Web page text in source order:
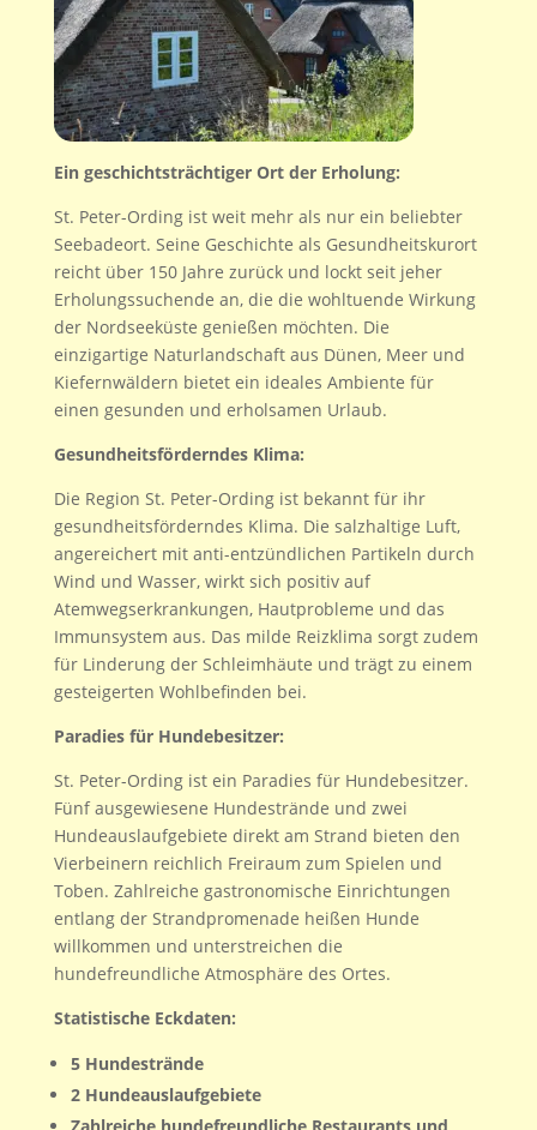
Ein geschichtsträchtiger Ort der Erholung:
St. Peter-Ording ist weit mehr als nur ein beliebter
Seebadeort. Seine Geschichte als Gesundheitskurort
reicht über 150 Jahre zurück und lockt seit jeher
Erholungssuchende an, die die wohltuende Wirkung
der Nordseeküste genießen möchten. Die
einzigartige Naturlandschaft aus Dünen, Meer und
Kiefernwäldern bietet ein ideales Ambiente für
einen gesunden und erholsamen Urlaub.
Gesundheitsförderndes Klima:
Die Region St. Peter-Ording ist bekannt für ihr
gesundheitsförderndes Klima. Die salzhaltige Luft,
angereichert mit anti-entzündlichen Partikeln durch
Wind und Wasser, wirkt sich positiv auf
Atemwegserkrankungen, Hautprobleme und das
Immunsystem aus. Das milde Reizklima sorgt zudem
für Linderung der Schleimhäute und trägt zu einem
gesteigerten Wohlbefinden bei.
Paradies für Hundebesitzer:
St. Peter-Ording ist ein Paradies für Hundebesitzer.
Fünf ausgewiesene Hundestrände und zwei
Hundeauslaufgebiete direkt am Strand bieten den
Vierbeinern reichlich Freiraum zum Spielen und
Toben. Zahlreiche gastronomische Einrichtungen
entlang der Strandpromenade heißen Hunde
willkommen und unterstreichen die
hundefreundliche Atmosphäre des Ortes.
Statistische Eckdaten:
5 Hundestrände
2 Hundeauslaufgebiete